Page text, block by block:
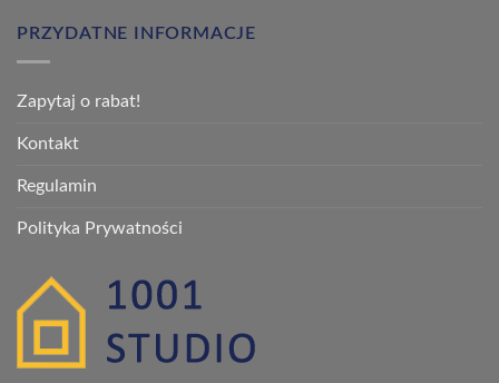
PRZYDATNE INFORMACJE
Zapytaj o rabat!
Kontakt
Regulamin
Polityka Prywatności